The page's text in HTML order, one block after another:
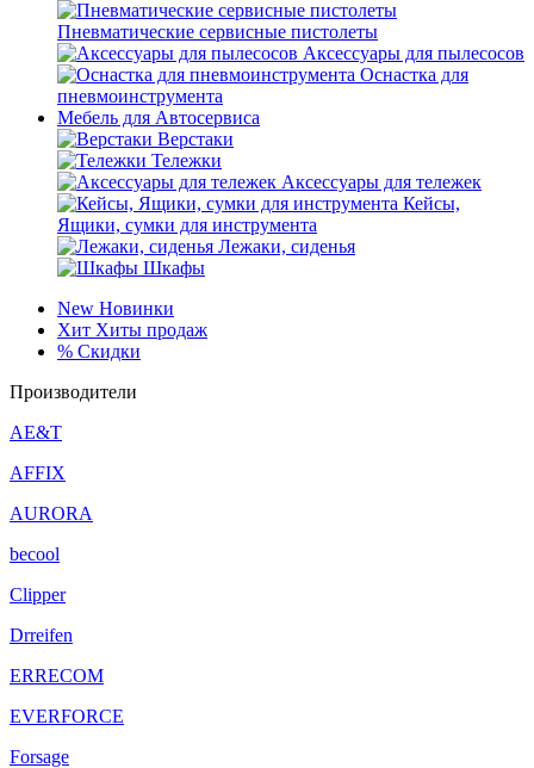
Пневматические сервисные пистолеты
Аксессуары для пылесосов
Оснастка для
пневмоинструмента
Мебель для Автосервиса
Верстаки
Тележки
Аксессуары для тележек
Кейсы,
Ящики, сумки для инструмента
Лежаки, сиденья
Шкафы
New Новинки
Хит Хиты продаж
% Скидки
Производители
AE&T
AFFIX
AURORA
becool
Clipper
Drreifen
ERRECOM
EVERFORCE
Forsage